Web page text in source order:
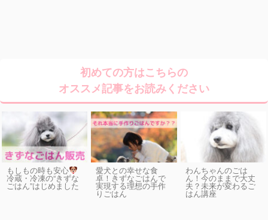
初めての方はこちらの
オススメ記事をお読みください
もしもの時も安心
冷蔵・冷凍の“きずな
ごはん”はじめました
愛犬との幸せな食
卓！きずなごはんで
実現する理想の手作
りごはん
わんちゃんのごは
ん！今のままで大丈
夫？未来が変わるご
はん講座